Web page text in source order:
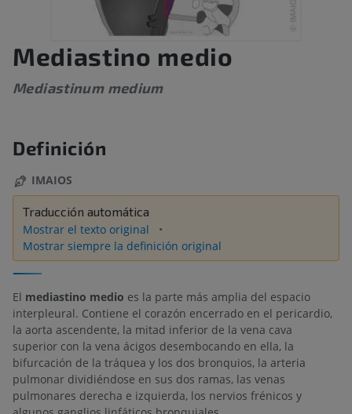
Mediastino medio
Mediastinum medium
Definición
IMAIOS
Traducción automática
Mostrar el texto original
Mostrar siempre la definición original
El mediastino medio es la parte más amplia del espacio
interpleural. Contiene el corazón encerrado en el pericardio,
la aorta ascendente, la mitad inferior de la vena cava
superior con la vena ácigos desembocando en ella, la
bifurcación de la tráquea y los dos bronquios, la arteria
pulmonar dividiéndose en sus dos ramas, las venas
pulmonares derecha e izquierda, los nervios frénicos y